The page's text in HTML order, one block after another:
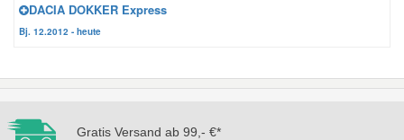
DACIA DOKKER Express
Bj. 12.2012 - heute
Gratis Versand ab 99,- €*